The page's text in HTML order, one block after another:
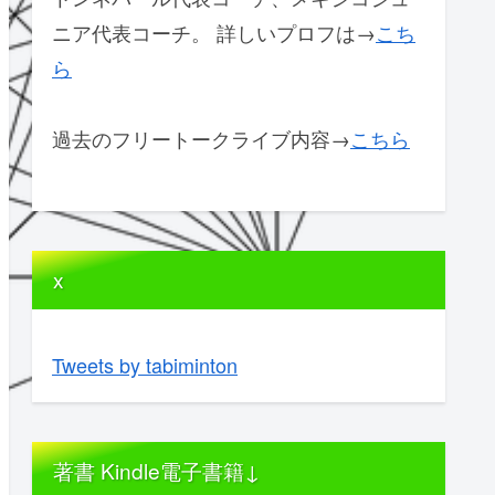
ニア代表コーチ。 詳しいプロフは→こち
ら
過去のフリートークライブ内容→こちら
x
Tweets by tabiminton
著書 Kindle電子書籍↓